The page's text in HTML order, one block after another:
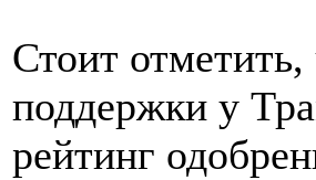
Стоит
поддержки у
рейтинг